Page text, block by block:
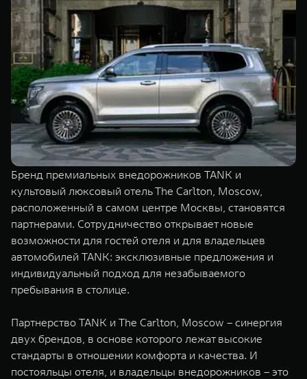
TANK 500
Веди за собой
от 6 499 000 ₽
TANK 700
Сила
от 10 199
WEY 07
Расширяя границы комфорта
от 6 149 000 ₽
WEY 05
Эстетика
от 5 699
ПОКУПКА АВТОМОБИЛЯ
TANK Финансы
Корпоративным клиентам
TANK ФИНАНСЫ
TANK Кредит
TANK Лизинг
TANK Страхование
Сервис
Специальные предложения
Моторные масла
ЦИФРОВЫЕ СЕРВИСЫ TANK
Цифровые сервисы TANK
Подписки
Бренд премиальных внедорожников TANK и
культовый люксовый отель The Carlton, Moscow,
расположенный в самом центре Москвы, становятся
партнерами. Сотрудничество открывает новые
возможности для гостей отеля и для владельцев
автомобилей TANK: эксклюзивные предложения и
индивидуальный подход для незабываемого
пребывания в столице.
Партнерство TANK и The Carlton, Moscow – синергия
двух брендов, в основе которого лежат высокие
стандарты в отношении комфорта и качества. И
постояльцы отеля, и владельцы внедорожников – это